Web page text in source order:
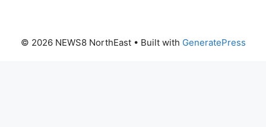
© 2026 NEWS8 NorthEast• Built with GeneratePress